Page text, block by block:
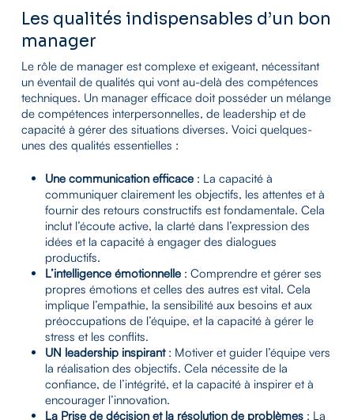
Les qualités indispensables d’un bon
manager
Le rôle de manager est complexe et exigeant, nécessitant
un éventail de qualités qui vont au-delà des compétences
techniques. Un manager efficace doit posséder un mélange
de compétences interpersonnelles, de leadership et de
capacité à gérer des situations diverses. Voici quelques-
unes des qualités essentielles :
Une communication efficace: La capacité à
communiquer clairement les objectifs, les attentes et à
fournir des retours constructifs est fondamentale. Cela
inclut l’écoute active, la clarté dans l’expression des
idées et la capacité à engager des dialogues
productifs.
L’intelligence émotionnelle: Comprendre et gérer ses
propres émotions et celles des autres est vital. Cela
implique l’empathie, la sensibilité aux besoins et aux
préoccupations de l’équipe, et la capacité à gérer le
stress et les conflits.
UN leadership inspirant: Motiver et guider l’équipe vers
la réalisation des objectifs. Cela nécessite de la
confiance, de l’intégrité, et la capacité à inspirer et à
encourager l’innovation.
La Prise de décision et la résolution de problèmes: La